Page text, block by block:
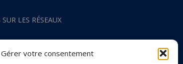
Gérer votre consentement
LES RÉSEAUX